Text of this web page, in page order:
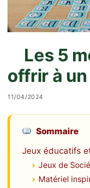
Les 5
offrir à
11/04/2024
Sommaire
Jeux éducatifs
Jeux de
Matériel